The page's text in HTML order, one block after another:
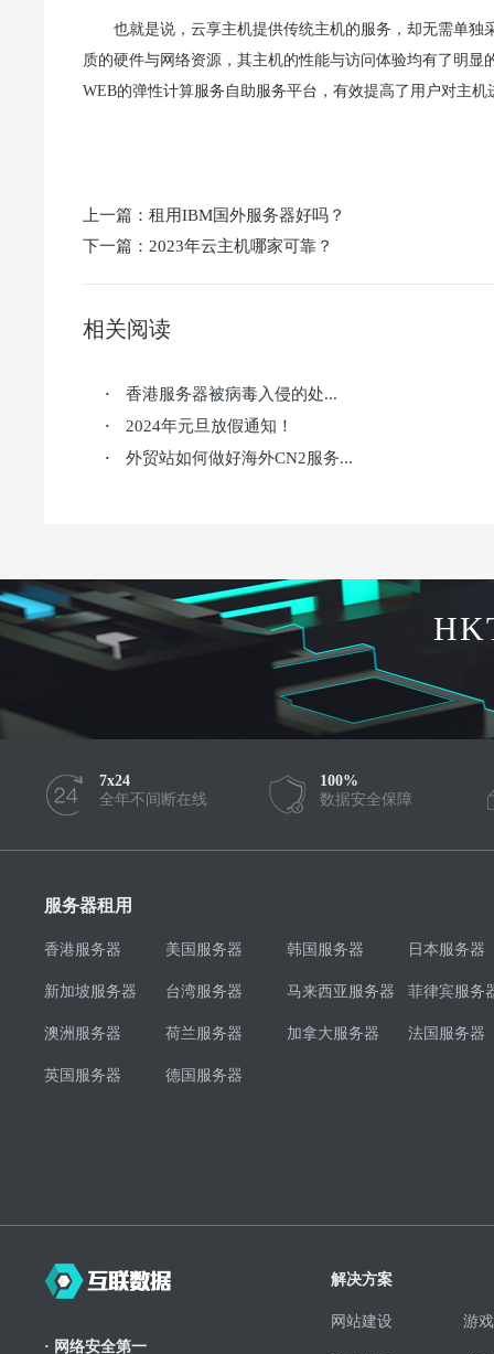
也就是说，云享主机提供传统主机的服务，却无需单
质的硬件与网络资源，其主机的性能与访问体验均有了明
WEB的弹性计算服务自助服务平台，有效提高了用户对主机
上一篇： 租用IBM国外服务器好吗？
下一篇： 2023年云主机哪家可靠？
相关阅读
· 香港服务器被病毒入侵的处...
· 2024年元旦放假通知！
· 外贸站如何做好海外CN2服务...
7x24
全年不间断在线
100%
数据安全保障
服务器租用
香港服务器 美国服务器 韩国服务器 日本服务器
新加坡服务器 台湾服务器 马来西亚服务器 菲律宾服务
澳洲服务器 荷兰服务器 加拿大服务器 法国服务器
英国服务器 德国服务器
· 网络安全第一
解决方案
网站建设 游